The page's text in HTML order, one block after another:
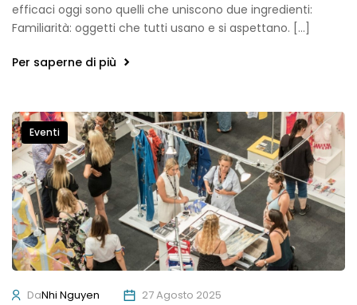
efficaci oggi sono quelli che uniscono due ingredienti:
Familiarità: oggetti che tutti usano e si aspettano. […]
Per saperne di più
Eventi
DaNhi Nguyen 27 Agosto 2025